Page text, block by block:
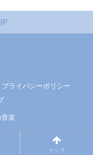
プライバシーポリシー
楽.
トップ